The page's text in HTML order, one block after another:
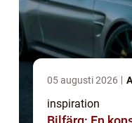
05 augusti 2026
inspiration